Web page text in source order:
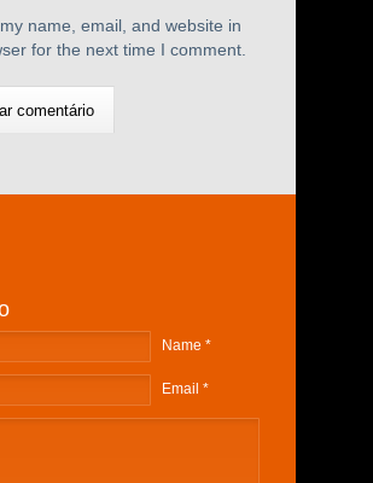
name, email, and website in
for the next time I comment.
Name *
Email *